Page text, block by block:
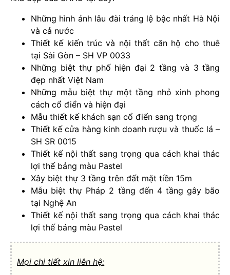
Những hình ảnh lâu đài tráng lệ bậc nhất Hà Nội
và cả nước
Thiết kế kiến trúc và nội thất căn hộ cho thuê
tại Sài Gòn – SH VP 0033
Những biệt thự phố hiện đại 2 tầng và 3 tầng
đẹp nhất Việt Nam
Những mẫu biệt thự một tầng nhỏ xinh phong
cách cổ điển và hiện đại
Mẫu thiết kế khách sạn cổ điển sang trọng
Thiết kế cửa hàng kinh doanh rượu và thuốc lá –
SH SR 0015
Thiết kế nội thất sang trọng qua cách khai thác
lợi thế bảng màu Pastel
Xây biệt thự 3 tầng trên đất mặt tiền 15m
Mẫu biệt thự Pháp 2 tầng đến 4 tầng gây bão
tại Nghệ An
Thiết kế nội thất sang trọng qua cách khai thác
lợi thế bảng màu Pastel
Mọi chi tiết xin liên hệ: